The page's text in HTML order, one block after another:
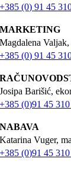
+385 (0) 91 45
MARKETING
Magdalena
+385 (0) 91 45
Josipa Barišić,
+385 (0)91 45 310
NABAVA
Katarina Vuger,
+385 (0)91 45